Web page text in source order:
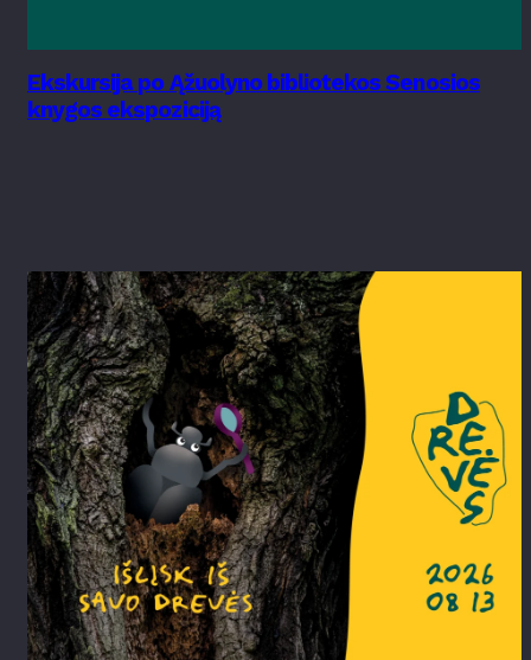
Ekskursija po Ąžuolyno bibliotekos Senosios
knygos ekspoziciją